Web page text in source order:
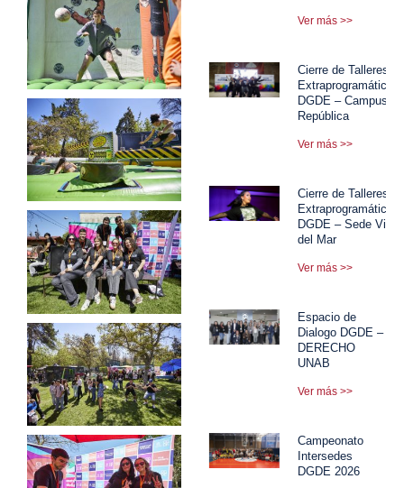
Ver más >>
Cierre de Talleres
Extraprogramáticos
DGDE – Campus
República
Ver más >>
Cierre de Talleres
Extraprogramáticos
DGDE – Sede Viña
del Mar
Ver más >>
Espacio de
Dialogo DGDE –
DERECHO
UNAB
Ver más >>
Campeonato
Intersedes
DGDE 2026